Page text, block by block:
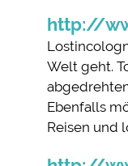
http://
Welt geht.
Ebenfalls
Reisen und